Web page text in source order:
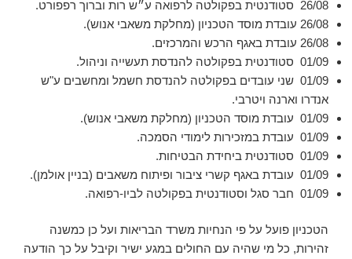
26/08 סטודנטית בפקולטה לרפואה ע״ש רות וברוך רפפורט.
26/08 עובדת מוסד הטכניון )מחלקת משאבי אנוש).
26/08 עובדת באגף הרכש והמרכזים.
01/09 סטודנטית בפקולטה להנדסת תעשייה וניהול.
01/09 שני עובדים בפקולטה להנדסת חשמל ומחשבים ע"ש
אנדרו וארנה ויטרבי.
01/09 עובדת מוסד הטכניון
)מחלקת משאבי אנוש).
01/09 עובדת במזכירות לימודי הסמכה.
01/09 סטודנטית ביחידת הבטיחות.
01/09 עובדת באגף קשרי ציבור ופיתוח משאבים (בניין אולמן).
01/09 חבר סגל וסטודנטית בפקולטה לביו-רפואה.
הטכניון פועל על פי הנחיות משרד הבריאות ועל כן כמשנה
זהירות, כל מי שהיה עם החולים במגע ישיר וקיבל על כך הודעה